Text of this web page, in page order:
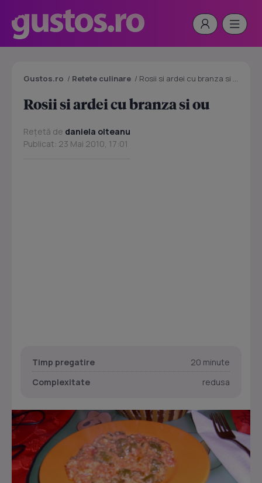
Gustos.ro / Retete culinare / Rosii si ardei cu branza si ou
Rosii si ardei cu branza si ou
Rețetă de daniela olteanu
Publicat: 23 Mai 2010, 17:01
Timp pregatire
20 minute
Complexitate
redusa